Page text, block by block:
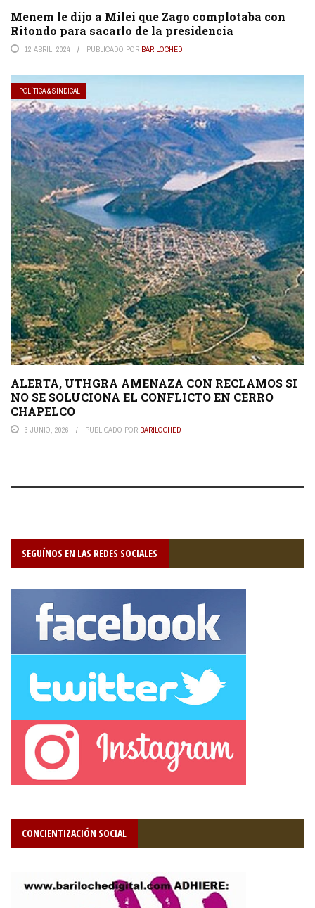
Menem le dijo a Milei que Zago complotaba con
Ritondo para sacarlo de la presidencia
12 ABRIL, 2024 PUBLICADO POR BARILOCHED
POLÍTICA & SINDICAL
ALERTA, UTHGRA AMENAZA CON RECLAMOS SI
NO SE SOLUCIONA EL CONFLICTO EN CERRO
CHAPELCO
3 JUNIO, 2026 PUBLICADO POR BARILOCHED
SEGUÍNOS EN LAS REDES SOCIALES
CONCIENTIZACIÓN SOCIAL